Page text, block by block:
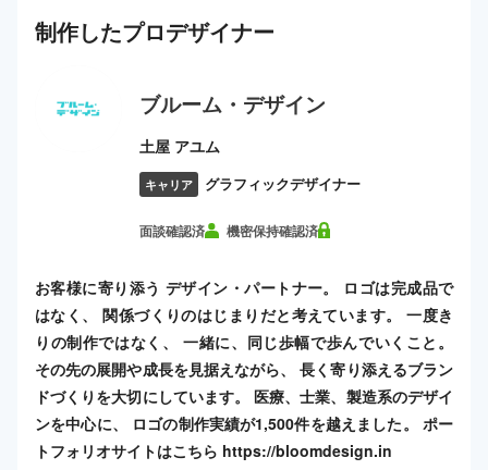
制作したプロデザイナー
ブルーム・デザイン
土屋 アユム
キャリア グラフィックデザイナー
面談確認済 機密保持確認済
お客様に寄り添う デザイン・パートナー。 ロゴは完成品で
はなく、 関係づくりのはじまりだと考えています。 一度き
りの制作ではなく、 一緒に、同じ歩幅で歩んでいくこと。
その先の展開や成長を見据えながら、 長く寄り添えるブラン
ドづくりを大切にしています。 医療、士業、製造系のデザイ
ンを中心に、 ロゴの制作実績が1,500件を越えました。 ポー
トフォリオサイトはこちら https://bloomdesign.in